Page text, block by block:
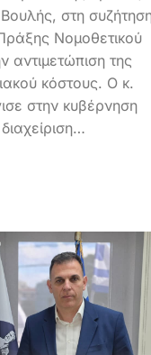
στη
Νομοθετικού
αντιμετώπιση της
κόστους. Ο κ.
στην κυβέρνηση